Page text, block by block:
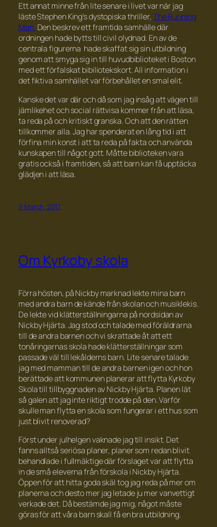
Ett annat minne från lite senare i livet var när jag
läste Stephen King’s dystopiska thriller,The Running
Man. Den beskrev ett framtida samhälle där
ordningen hade bytts till civil olydnad. En av de
centrala figurerna hade skaffat sig sin utbildning
genom att smyga sig in till huvudbiblioteket i Boston
med ett förfalskat bibiliotekskort. All information i
det fiktiva samhället var förbehållet en smal elit.
Kanske det var där och då som jag insåg att vägen till
jämlikehet och social rättvisa kommer från att läsa,
ta reda på och kritiskt granska. Och att den rätten
tillkommer alla. Jag har spenderat en lång tid i att
förfina min konst i att ta reda på fakta och använda
kunskapen till något gott. Måtte biblioteken vara
gratis också i framtiden, så att barn kan få upptäcka
glädjen i att läsa.
9 March, 2017
Om Kyrkoby skola
Förra hösten, på Nickby marknad lekte mina barn
med andra barn de kände från skolan och musiklekis.
De lekte vid klätterställningarna på nordsidan av
Nickby Hjärta. Jag stod och talade med föräldrarna
till de andra barnen och vi skrattade åt att ett
tonåringarnas skola hade klätterställningar som
passade väl till lekålderns barn. Lite senare talade
jag med mamman till de andra barnen igen och hon
berättade att kommunen planerar att flytta Kyrkoby
Skola till tillbyggnaden av Nickby Hjärta. Planen lät
så galen att jag inte riktigt trodde på den. Varför
skulle man flytta en skola som fungerar i ett hus som
just blivit renoverad?
Först under julhelgen vaknade jag till insikt. Det
fanns alltså seriösa planer, planer som redan blivit
behandlade i fullmäktige där förslaget var att flytta
in de små eleverna från förskola i Nickby Hjärta.
Öppen för att hitta goda skäl tog jag reda på mer om
planerna och desto mer jag letade ju mer vanvettigt
verkade det. Då bestämde jag mig, något måste
göras för att våra barn skall få en bra utbildning.